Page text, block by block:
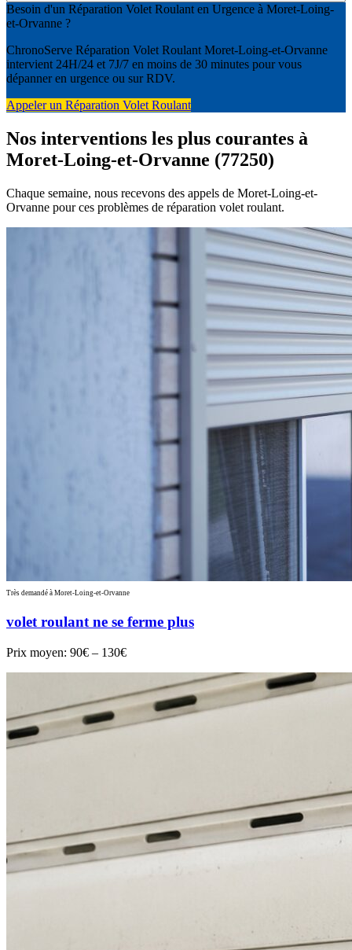
Besoin d'un Réparation Volet Roulant en Urgence à Moret-Loing-
et-Orvanne ?
ChronoServe Réparation Volet Roulant Moret-Loing-et-Orvanne
intervient 24H/24 et 7J/7 en moins de 30 minutes pour vous
dépanner en urgence ou sur RDV.
Appeler un Réparation Volet Roulant
Nos interventions les plus courantes à
Moret-Loing-et-Orvanne (77250)
Chaque semaine, nous recevons des appels de Moret-Loing-et-
Orvanne pour ces problèmes de réparation volet roulant.
Très demandé à Moret-Loing-et-Orvanne
volet roulant ne se ferme plus
Prix moyen: 90€ – 130€